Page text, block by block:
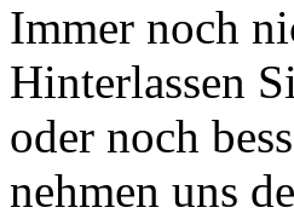
Immer noch
Hinterlassen
oder noch
nehmen uns